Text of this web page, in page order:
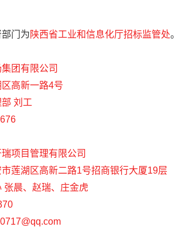
门为陕西省工业和信息化厅招标监管处
团有限公司
高新一路4号
刘工
项目管理有限公司
市莲湖区高新二路1号招商银行大厦19层
张晨、赵瑞、庄金虎